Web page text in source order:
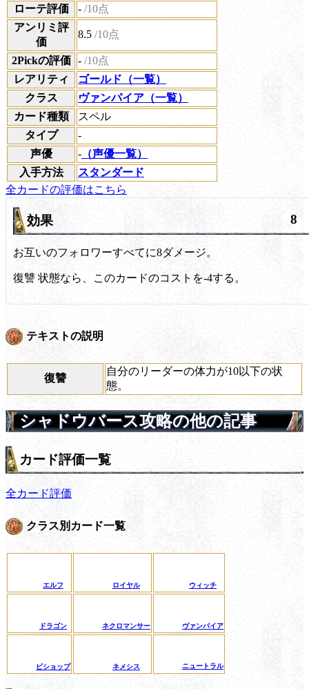
ローテ評価 - /10点
アンリミ評
価
8.5 /10点
2Pickの評価 - /10点
レアリティ
ゴールド（一覧）
クラス
ヴァンパイア（一覧）
カード種類
スペル
タイプ
-
声優
- （声優一覧）
入手方法
スタンダード
全カードの評価はこちら
効果 8
お互いのフォロワーすべてに8ダメージ。
復讐 状態なら、このカードのコストを-4する。
テキストの説明
復讐
自分のリーダーの体力が10以下の状
態。
シャドウバース攻略の他の記事
カード評価一覧
全カード評価
クラス別カード一覧
エルフ ロイヤル ウィッチ
ドラゴン ネクロマンサー ヴァンパイア
ビショップ ネメシス ニュートラル